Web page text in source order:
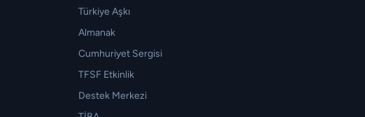
Türkiye Aşkı
Almanak
Cumhuriyet Sergisi
TFSF Etkinlik
Destek Merkezi